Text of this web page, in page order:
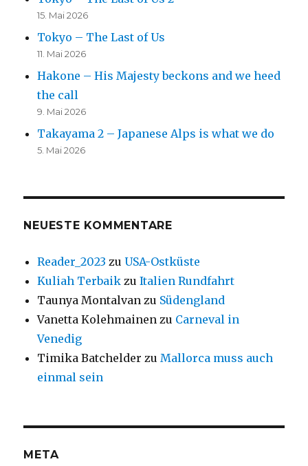
15. Mai 2026
Tokyo – The Last of Us
11. Mai 2026
Hakone – His Majesty beckons and we heed
the call
9. Mai 2026
Takayama 2 – Japanese Alps is what we do
5. Mai 2026
NEUESTE KOMMENTARE
Reader_2023 zuUSA-Ostküste
Kuliah Terbaik zuItalien Rundfahrt
Taunya Montalvan zu Südengland
Vanetta Kolehmainen zu Carneval in
Venedig
Timika Batchelder zu Mallorca muss auch
einmal sein
META